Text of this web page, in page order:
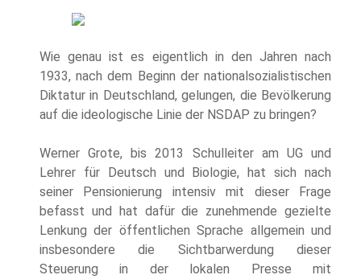
Wie genau ist es eigentlich in den Jahren nach
1933, nach dem Beginn der nationalsozialistischen
Diktatur in Deutschland, gelungen, die Bevölkerung
auf die ideologische Linie der NSDAP zu bringen?
Werner Grote, bis 2013 Schulleiter am UG und
Lehrer für Deutsch und Biologie, hat sich nach
seiner Pensionierung intensiv mit dieser Frage
befasst und hat dafür die zunehmende gezielte
Lenkung der öffentlichen Sprache allgemein und
insbesondere die Sichtbarwerdung dieser
Steuerung in der lokalen Presse mit